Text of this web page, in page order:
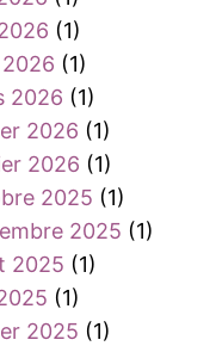
(1)
(1)
2026 (1)
2026 (1)
2026 (1)
2025 (1)
2025 (1)
2025 (1)
(1)
2025 (1)